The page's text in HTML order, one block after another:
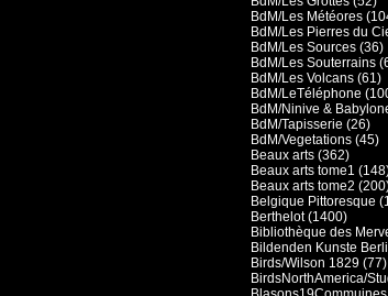
BdM/Les Météores
BdM/Les Pierres du
BdM/Les Sources (36)
BdM/Les Souterrains
BdM/Les Volcans (61)
BdM/LeTéléphone
BdM/Ninive &
BdM/Tapisserie (26)
BdM/Vegetations (45)
Beaux arts (362)
Beaux arts tome1
Beaux arts tome2
Belgique Pittoresque
Berthelot (1400)
Bibliothèque des
Bildenden Kunste
Birds/Wilson 1829 (77)
BirdsNorthAmerica/